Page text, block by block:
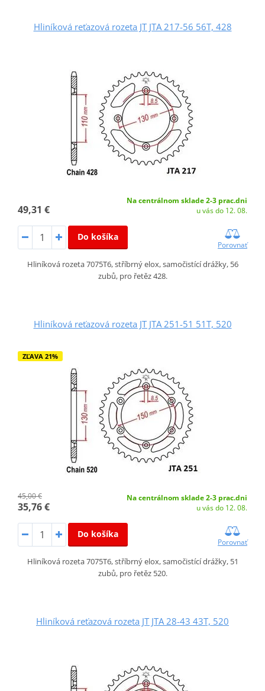
Hliníková reťazová rozeta JT JTA 217-56 56T, 428
49,31 €
Na centrálnom sklade 2-3 prac.dni
u vás do 12. 08.
Do košíka
Porovnať
Hliníková rozeta 7075T6, stříbrný elox, samočistící drážky, 56
zubů, pro řetěz 428.
Hliníková reťazová rozeta JT JTA 251-51 51T, 520
ZĽAVA 21%
45,00 €
35,76 €
Na centrálnom sklade 2-3 prac.dni
u vás do 12. 08.
Do košíka
Porovnať
Hliníková rozeta 7075T6, stříbrný elox, samočistící drážky, 51
zubů, pro řetěz 520.
Hliníková reťazová rozeta JT JTA 28-43 43T, 520